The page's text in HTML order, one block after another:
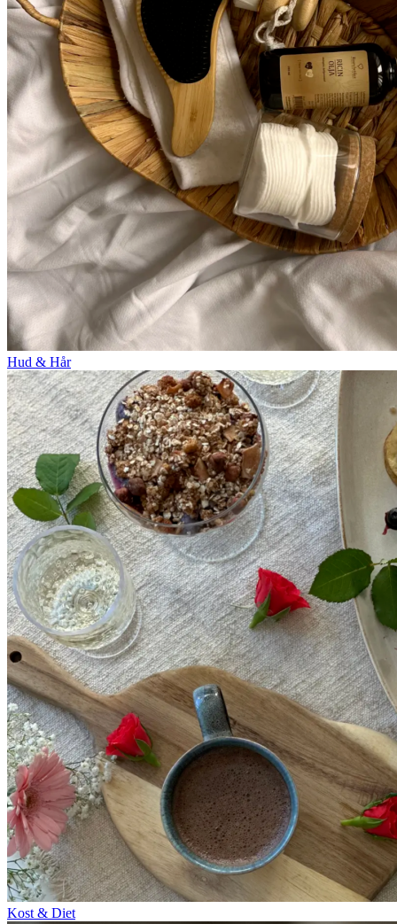
Hud & Hår
Kost & Diet